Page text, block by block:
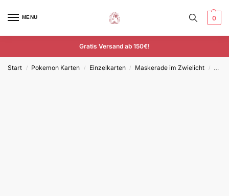
MENU 0
Gratis Versand ab 150€!
Start / Pokemon Karten / Einzelkarten / Maskerade im Zwielicht /